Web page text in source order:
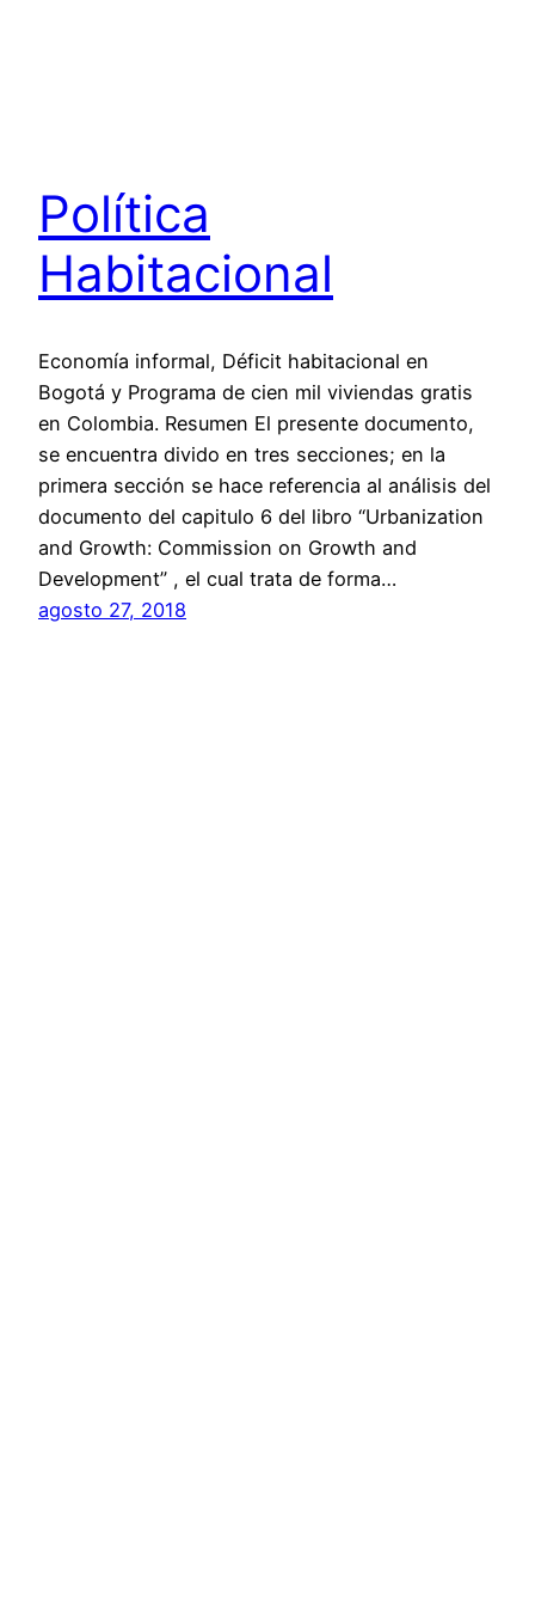
Política
Habitacional
Economía informal, Déficit habitacional en
Bogotá y Programa de cien mil viviendas gratis
en Colombia. Resumen El presente documento,
se encuentra divido en tres secciones; en la
primera sección se hace referencia al análisis del
documento del capitulo 6 del libro “Urbanization
and Growth: Commission on Growth and
Development” , el cual trata de forma…
agosto 27, 2018